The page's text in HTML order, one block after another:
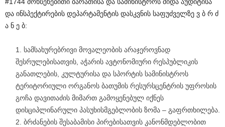
და ინსპექტირების დეპარტამენტის დასკვნის საფუძველზე ვ ბ რ ძ
ა ნ ე ბ:
სამსახურებრივი მოვალეობის არაჯეროვნად
შესრულებისათვის, აჭარის ავტონომიური რესპუბლიკის
განათლების, კულტურისა და სპორტის სამინისტროს
ტერიტორიული ორგანოს ბათუმის რესურსცენტრის უფროსის
გოჩა დავითაძის მიმართ გამოყენებულ იქნეს
დისციპლინარული პასუხისმგებლობის ზომა – გაფრთხილება.
ბრძანების შესაბამისი პირებისათვის კანონმდებლობით